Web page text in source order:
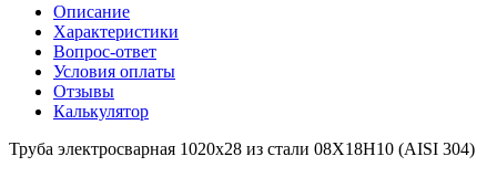
Описание
Характеристики
Вопрос-ответ
Условия оплаты
Отзывы
Калькулятор
Труба электросварная 1020х28 из стали 08Х18Н10 (AISI 304)